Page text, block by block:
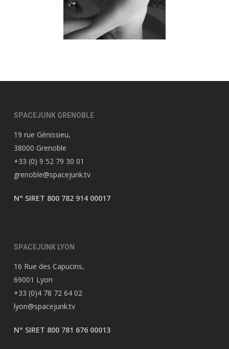
SPACEJUNK GRENOBLE
19 rue Génissieu,
38000 Grenoble
+33 (0) 9 52 79 30 01
grenoble@spacejunk.tv
N° SIRET 800 782 914 00017
SPACEJUNK LYON
16 Rue des Capucins,
69001 Lyon
+33 (0)4 78 72 64 02
lyon@spacejunk.tv
N° SIRET 800 781 676 00013